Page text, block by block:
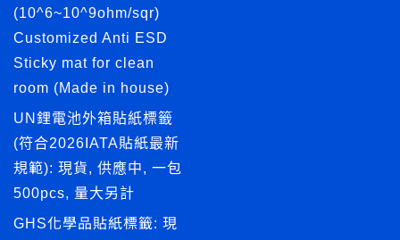
(10^6~10^9ohm/sqr)
Customized Anti ESD
Sticky mat for clean
room (Made in house)
UN鋰電池外箱貼紙標籤
(符合2026IATA貼紙最新
規範): 現貨, 供應中, 一包
500pcs, 量大另計
GHS化學品貼紙標籤: 現